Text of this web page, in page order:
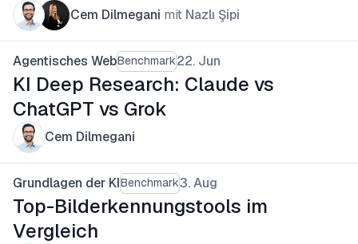
Cem Dilmegani mit Nazlı Şipi
Agentisches WebBenchmark22. Jun
KI Deep Research: Claude vs
ChatGPT vs Grok
Cem Dilmegani
Grundlagen der KIBenchmark3. Aug
Top-Bilderkennungstools im
Vergleich